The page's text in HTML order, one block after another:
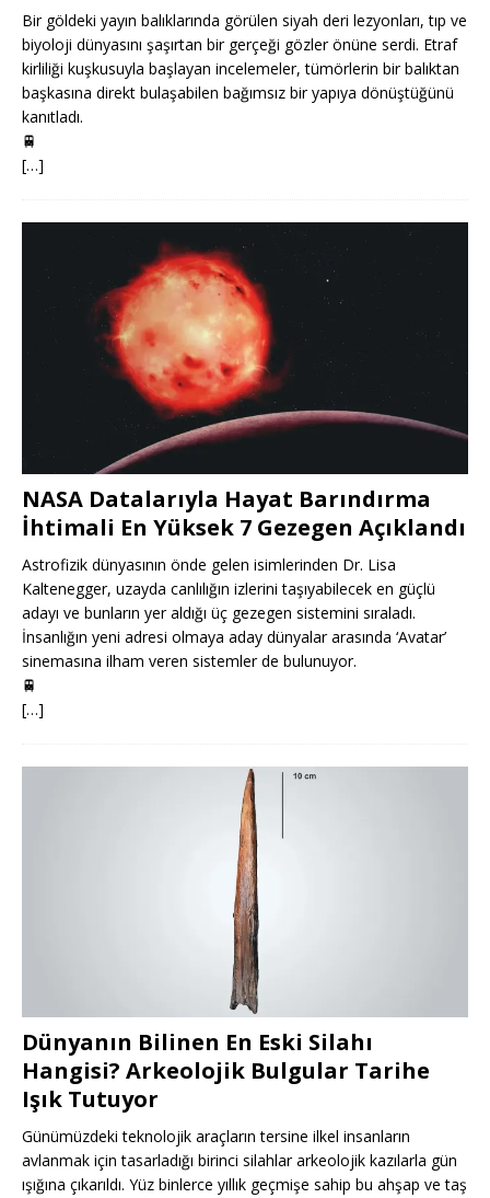
Bir göldeki yayın balıklarında görülen siyah deri lezyonları, tıp ve
biyoloji dünyasını şaşırtan bir gerçeği gözler önüne serdi. Etraf
kirliliği kuşkusuyla başlayan incelemeler, tümörlerin bir balıktan
başkasına direkt bulaşabilen bağımsız bir yapıya dönüştüğünü
kanıtladı.
🚆
[…]
NASA Datalarıyla Hayat Barındırma
İhtimali En Yüksek 7 Gezegen Açıklandı
Astrofizik dünyasının önde gelen isimlerinden Dr. Lisa
Kaltenegger, uzayda canlılığın izlerini taşıyabilecek en güçlü
adayı ve bunların yer aldığı üç gezegen sistemini sıraladı.
İnsanlığın yeni adresi olmaya aday dünyalar arasında ‘Avatar’
sinemasına ilham veren sistemler de bulunuyor.
🚆
[…]
Dünyanın Bilinen En Eski Silahı
Hangisi? Arkeolojik Bulgular Tarihe
Işık Tutuyor
Günümüzdeki teknolojik araçların tersine ilkel insanların
avlanmak için tasarladığı birinci silahlar arkeolojik kazılarla gün
ışığına çıkarıldı. Yüz binlerce yıllık geçmişe sahip bu ahşap ve taş